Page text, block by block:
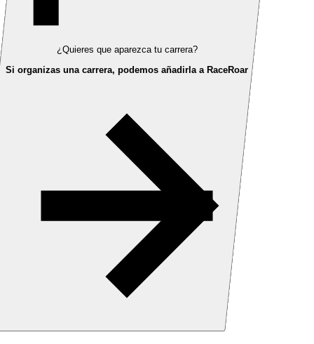
¿Quieres que aparezca tu carrera?
Si organizas una carrera, podemos añadirla a RaceRoar